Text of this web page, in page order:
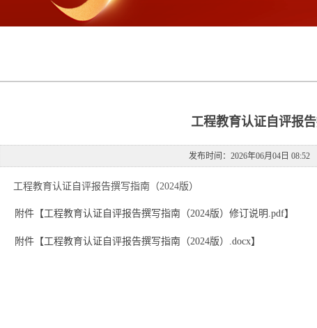
工程教育认证自评报告
发布时间：2026年06月04日
工程教育认证自评报告撰写指南（2024版）
附件【工程教育认证自评报告撰写指南（2024版）修订说明.pdf】
附件【工程教育认证自评报告撰写指南（2024版）.docx】